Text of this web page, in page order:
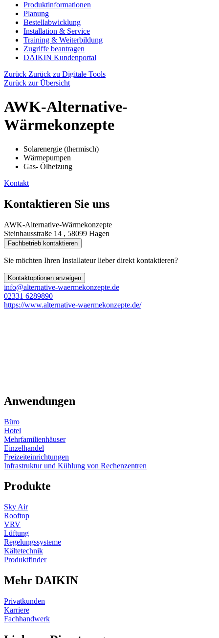
Produktinformationen
Planung
Bestellabwicklung
Installation & Service
Training & Weiterbildung
Zugriffe beantragen
DAIKIN Kundenportal
Zurück Zurück zu Digitale Tools
Zurück zur Übersicht
AWK-Alternative-
Wärmekonzepte
Solarenergie (thermisch)
Wärmepumpen
Gas- Ölheizung
Kontakt
Kontaktieren Sie uns
AWK-Alternative-Wärmekonzepte
Steinhausstraße 14 , 58099 Hagen
Fachbetrieb kontaktieren
Sie möchten Ihren Installateur lieber direkt kontaktieren?
Kontaktoptionen anzeigen
info@alternative-waermekonzepte.de
02331 6289890
https://www.alternative-waermekonzepte.de/
Anwendungen
Büro
Hotel
Mehrfamilienhäuser
Einzelhandel
Freizeiteinrichtungen
Infrastruktur und Kühlung von Rechenzentren
Produkte
Sky Air
Rooftop
VRV
Lüftung
Regelungssysteme
Kältetechnik
Produktfinder
Mehr DAIKIN
Privatkunden
Karriere
Fachhandwerk